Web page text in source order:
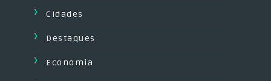
Cidades
Destaques
Economia